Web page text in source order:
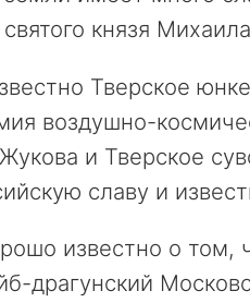
князя
Тверское
воздушно-
и Тверское
славу и
известно о том,
драгунский